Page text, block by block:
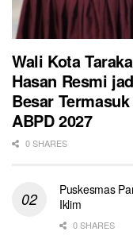
Wali Kota
Hasan Resmi
Besar
ABPD 2027
0 SHARES
Puskesmas
Iklim
0 SHARES